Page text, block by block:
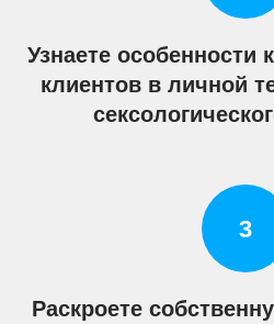
Узнаете особенности
клиентов в личной
Раскроете